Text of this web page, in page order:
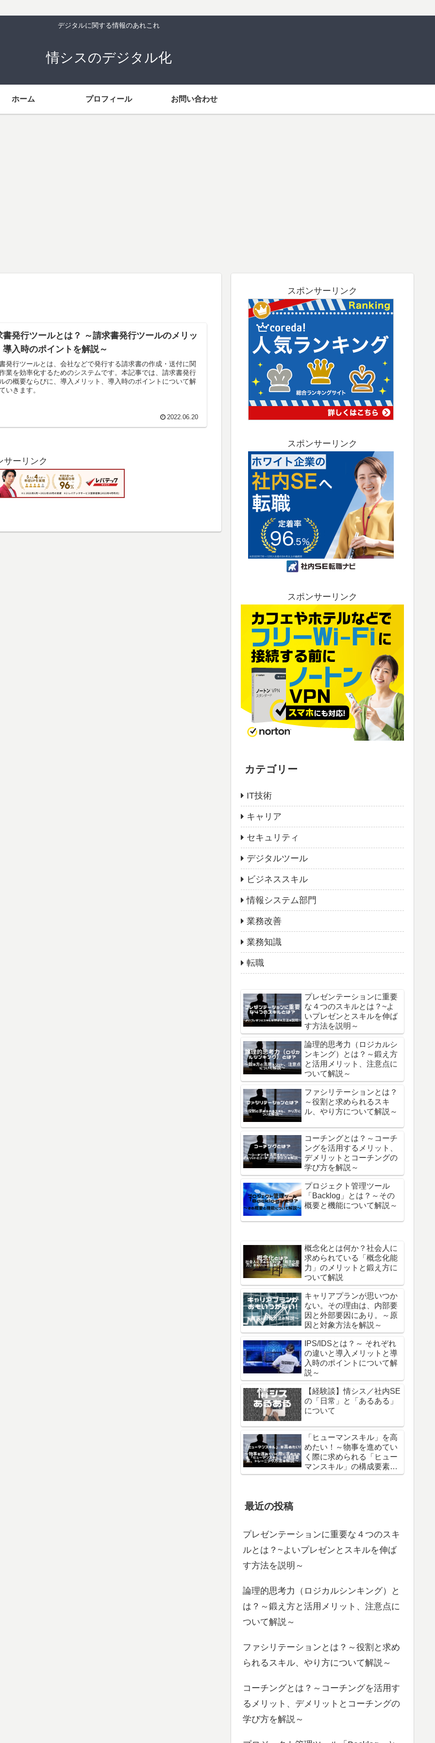
デジタルに関する情報のあれこれ
情シスのデジタル化
ホーム プロフィール お問い合わせ
書発行ツールとは？ ～請求書発行ツールのメリッ
導入時のポイントを解説～
発行ツールとは、会社などで発行する請求書の作成・送付に関
業を効率化するためのシステムです。本記事では、請求書発行
の概要ならびに、導入メリット、導入時のポイントについて解
いきます。
2022.06.20
サーリンク
スポンサーリンク
スポンサーリンク
スポンサーリンク
カテゴリー
IT技術
キャリア
セキュリティ
デジタルツール
ビジネススキル
情報システム部門
業務改善
業務知識
転職
プレゼンテーションに重要
な４つのスキルとは？~よ
いプレゼンとスキルを伸ば
す方法を説明～
論理的思考力（ロジカルシ
ンキング）とは？～鍛え方
と活用メリット、注意点に
ついて解説～
ファシリテーションとは？
～役割と求められるスキ
ル、やり方について解説～
コーチングとは？～コーチ
ングを活用するメリット、
デメリットとコーチングの
学び方を解説～
プロジェクト管理ツール
「Backlog」とは？～その
概要と機能について解説～
概念化とは何か？社会人に
求められている「概念化能
力」のメリットと鍛え方に
ついて解説
キャリアプランが思いつか
ない。その理由は、内部要
因と外部要因にあり。～原
因と対象方法を解説～
IPS/IDSとは？～ それぞれ
の違いと導入メリットと導
入時のポイントについて解
説～
【経験談】情シス／社内SE
の「日常」と「あるある」
について
「ヒューマンスキル」を高
めたい！～物事を進めてい
く際に求められる「ヒュー
マンスキル」の構成要素、
トレーニング方法を解説～
最近の投稿
プレゼンテーションに重要な４つのスキ
ルとは？~よいプレゼンとスキルを伸ば
す方法を説明～
論理的思考力（ロジカルシンキング）と
は？～鍛え方と活用メリット、注意点に
ついて解説～
ファシリテーションとは？～役割と求め
られるスキル、やり方について解説～
コーチングとは？～コーチングを活用す
るメリット、デメリットとコーチングの
学び方を解説～